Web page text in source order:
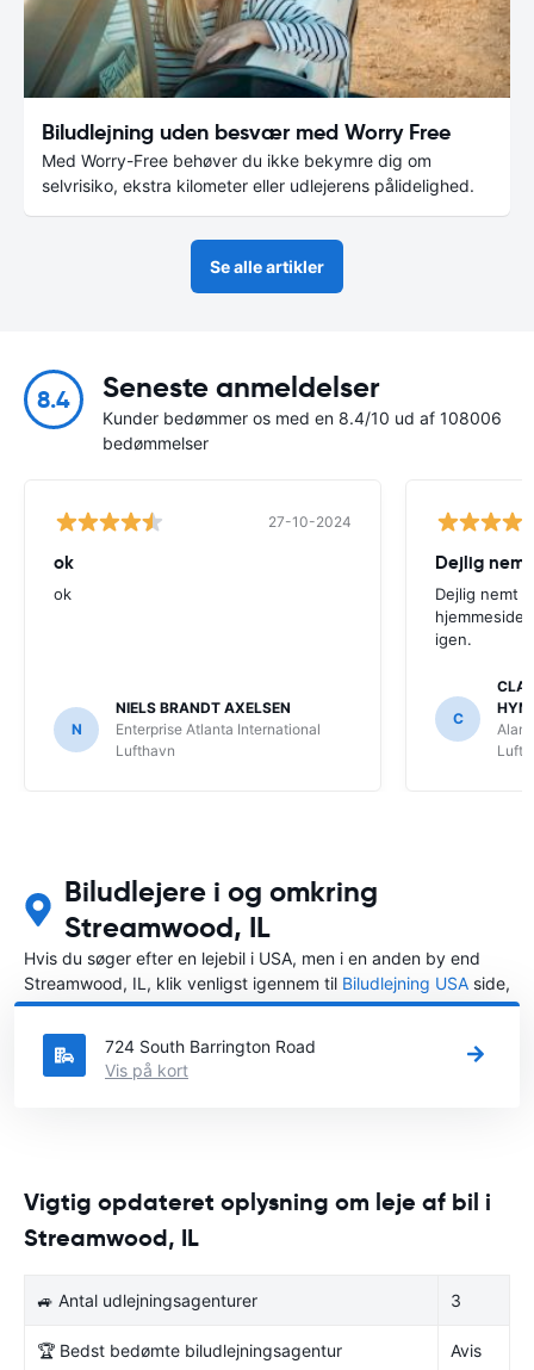
Biludlejning uden besvær med Worry Free
Med Worry-Free behøver du ikke bekymre dig om
selvrisiko, ekstra kilometer eller udlejerens pålidelighed.
Se alle artikler
8.4 Seneste anmeldelser
Kunder bedømmer os med en 8.4/10 ud af 108006
bedømmelser
27-10-2024
ok
ok
N
NIELS BRANDT AXELSEN
Enterprise Atlanta International
Lufthavn
Dejlig
Dejlig nemt
igen.
C
Biludlejere i og omkring
Streamwood, IL
Hvis du søger efter en lejebil i USA, men i en anden by end
Streamwood, IL, klik venligst igennem til Biludlejning USA side,
hvor du kan vælge, i hvilken by i USA du ønsker at leje en bil.
724 South Barrington Road
Vis på kort
Vigtig opdateret oplysning om leje af bil i
Streamwood, IL
🚙 Antal udlejningsagenturer 3
🏆 Bedst bedømte biludlejningsagentur Avis